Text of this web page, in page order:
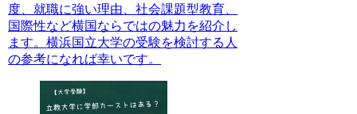
度、就職に強い理由、社会課題型教育、
国際性など横国ならではの魅力を紹介し
ます。横浜国立大学の受験を検討する人
の参考になれば幸いです。